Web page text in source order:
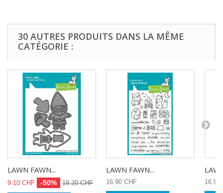
30 AUTRES PRODUITS DANS LA MÊME
CATÉGORIE :
LAWN FAWN...
9.10 CHF -50% 18.20 CHF
LAWN FAWN...
16.90 CHF 16.90